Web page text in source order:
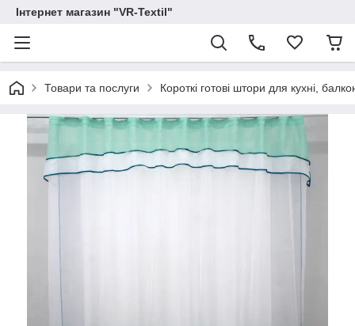
Інтернет магазин "VR-Textil"
Товари та послуги Короткі готові штори для кухні,